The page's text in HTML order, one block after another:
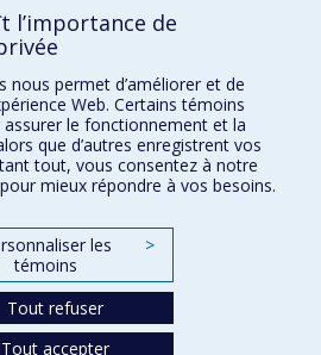
l’importance de
nous permet d’améliorer et de
Web. Certains témoins
le fonctionnement et la
que d’autres enregistrent vos
tout, vous consentez à notre
mieux répondre à vos besoins.
les
témoins
>
Tout refuser
Tout accepter